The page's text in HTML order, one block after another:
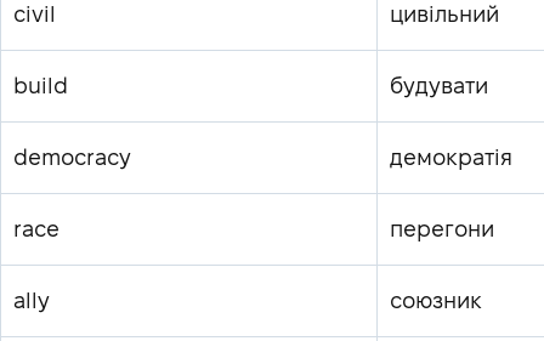
civil цивільний
build будувати
democracy демократія
race перегони
ally союзник